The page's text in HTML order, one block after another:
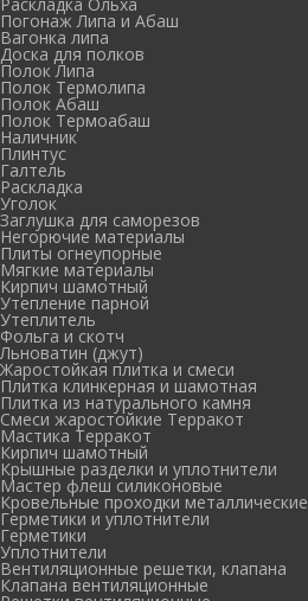
Погонаж Липа и Абаш
Вагонка липа
Доска для полков
Полок Липа
Полок Термолипа
Полок Абаш
Полок Термоабаш
Наличник
Плинтус
Галтель
Раскладка
Уголок
Заглушка для саморезов
Негорючие материалы
Плиты огнеупорные
Мягкие материалы
Кирпич шамотный
Утепление парной
Утеплитель
Фольга и скотч
Льноватин (джут)
Жаростойкая плитка и смеси
Плитка клинкерная и шамотная
Плитка из натурального камня
Смеси жаростойкие Терракот
Мастика Терракот
Кирпич шамотный
Крышные разделки и уплотнители
Мастер флеш силиконовые
Кровельные проходки металлические
Герметики и уплотнители
Герметики
Уплотнители
Вентиляционные решетки, клапана
Клапана вентиляционные